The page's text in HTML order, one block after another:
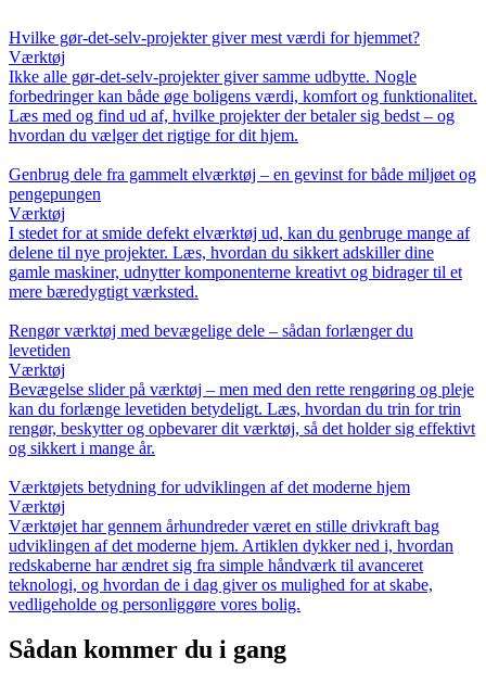
Hvilke gør-det-selv-projekter giver mest værdi for hjemmet?
Værktøj
Ikke alle gør-det-selv-projekter giver samme udbytte. Nogle
forbedringer kan både øge boligens værdi, komfort og funktionalitet.
Læs med og find ud af, hvilke projekter der betaler sig bedst – og
hvordan du vælger det rigtige for dit hjem.
Genbrug dele fra gammelt elværktøj – en gevinst for både miljøet og
pengepungen
Værktøj
I stedet for at smide defekt elværktøj ud, kan du genbruge mange af
delene til nye projekter. Læs, hvordan du sikkert adskiller dine
gamle maskiner, udnytter komponenterne kreativt og bidrager til et
mere bæredygtigt værksted.
Rengør værktøj med bevægelige dele – sådan forlænger du
levetiden
Værktøj
Bevægelse slider på værktøj – men med den rette rengøring og pleje
kan du forlænge levetiden betydeligt. Læs, hvordan du trin for trin
rengør, beskytter og opbevarer dit værktøj, så det holder sig effektivt
og sikkert i mange år.
Værktøjets betydning for udviklingen af det moderne hjem
Værktøj
Værktøjet har gennem århundreder været en stille drivkraft bag
udviklingen af det moderne hjem. Artiklen dykker ned i, hvordan
redskaberne har ændret sig fra simple håndværk til avanceret
teknologi, og hvordan de i dag giver os mulighed for at skabe,
vedligeholde og personliggøre vores bolig.
Sådan kommer du i gang